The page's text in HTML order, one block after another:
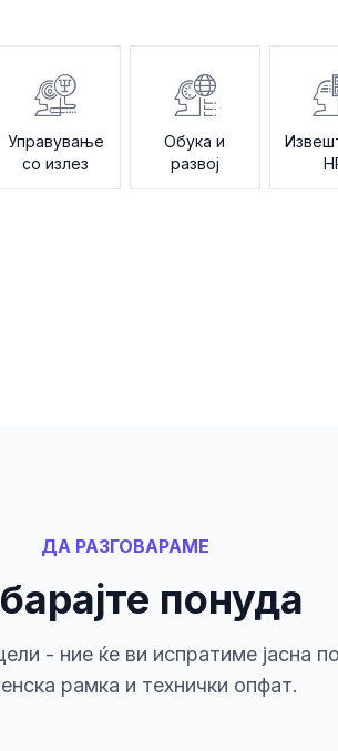
Управување
со излез
Обука и
развој
ДА РАЗГОВАРАМЕ
понуда
- ние ќе ви испратиме јасна
рамка и технички опфат.